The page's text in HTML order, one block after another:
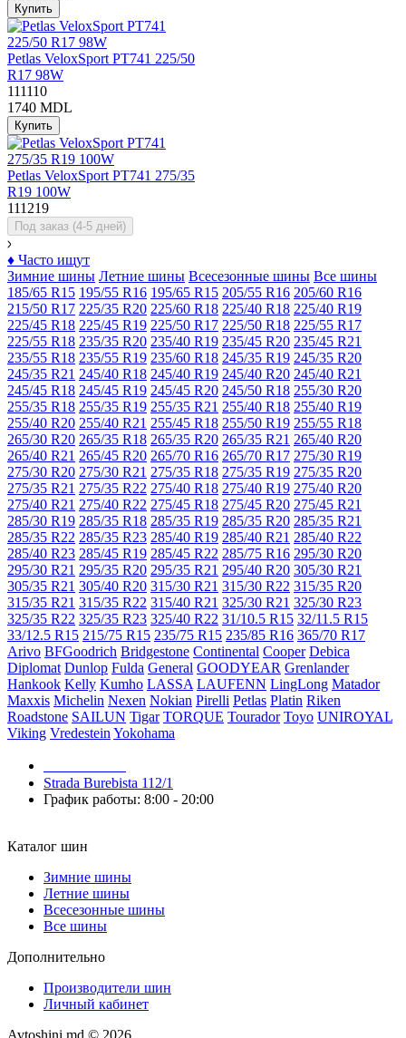
Купить
Petlas VeloxSport PT741 225/50
R17 98W
111110
1740 MDL
Купить
Petlas VeloxSport PT741 275/35
R19 100W
111219
Под заказ (4-5 дней)
♦ Часто ищут
Зимние шины Летние шины Всесезонные шины Все шины
185/65 R15 195/55 R16 195/65 R15 205/55 R16 205/60 R16
215/50 R17 225/35 R20 225/60 R18 225/40 R18 225/40 R19
225/45 R18 225/45 R19 225/50 R17 225/50 R18 225/55 R17
225/55 R18 235/35 R20 235/40 R19 235/45 R20 235/45 R21
235/55 R18 235/55 R19 235/60 R18 245/35 R19 245/35 R20
245/35 R21 245/40 R18 245/40 R19 245/40 R20 245/40 R21
245/45 R18 245/45 R19 245/45 R20 245/50 R18 255/30 R20
255/35 R18 255/35 R19 255/35 R21 255/40 R18 255/40 R19
255/40 R20 255/40 R21 255/45 R18 255/50 R19 255/55 R18
265/30 R20 265/35 R18 265/35 R20 265/35 R21 265/40 R20
265/40 R21 265/45 R20 265/70 R16 265/70 R17 275/30 R19
275/30 R20 275/30 R21 275/35 R18 275/35 R19 275/35 R20
275/35 R21 275/35 R22 275/40 R18 275/40 R19 275/40 R20
275/40 R21 275/40 R22 275/45 R18 275/45 R20 275/45 R21
285/30 R19 285/35 R18 285/35 R19 285/35 R20 285/35 R21
285/35 R22 285/35 R23 285/40 R19 285/40 R21 285/40 R22
285/40 R23 285/45 R19 285/45 R22 285/75 R16 295/30 R20
295/30 R21 295/35 R20 295/35 R21 295/40 R20 305/30 R21
305/35 R21 305/40 R20 315/30 R21 315/30 R22 315/35 R20
315/35 R21 315/35 R22 315/40 R21 325/30 R21 325/30 R23
325/35 R22 325/35 R23 325/40 R22 31/10.5 R15 32/11.5 R15
33/12.5 R15 215/75 R15 235/75 R15 235/85 R16 365/70 R17
Arivo BFGoodrich Bridgestone Continental Cooper Debica
Diplomat Dunlop Fulda General GOODYEAR Grenlander
Hankook Kelly Kumho LASSA LAUFENN LingLong Matador
Maxxis Michelin Nexen Nokian Pirelli Petlas Platin Riken
Roadstone SAILUN Tigar TORQUE Tourador Toyo UNIROYAL
Viking Vredestein Yokohama
Strada Burebista 112/1
График работы: 8:00 - 20:00
Каталог шин
Зимние шины
Летние шины
Всесезонные шины
Все шины
Дополнительно
Производители шин
Личный кабинет